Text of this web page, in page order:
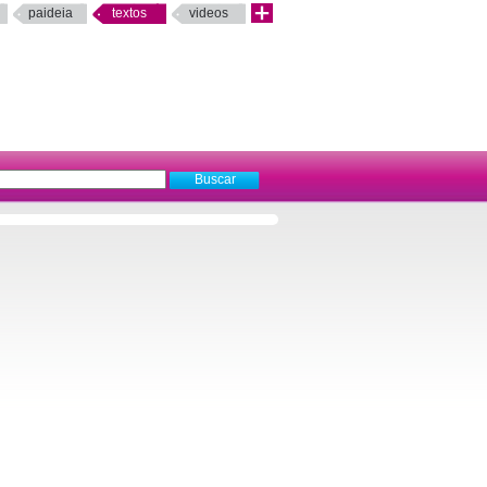
paideia textos videos